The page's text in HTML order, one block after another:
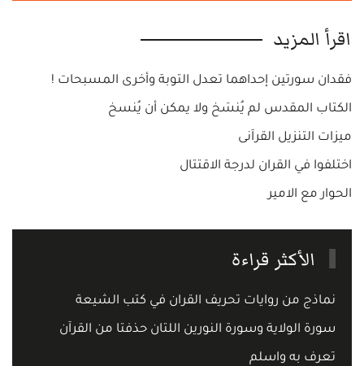
اقرأ المزيد
فقدان سورتين إحداهما تعدل التوبة وأخرى المسبحات !
الكتاب المقدس لم يُنسَخ ولا يمكن أن يُنسخ
ميزات التنزيل القرآنى
اختلفوا في القران لدرجة الاقتتال
الحوار مع الامير
الأكثر قراءة
نماذج من روايات تحريف القران في كتب الشيعة
سورة الولاية وسورة النورين اللتان حذفتا من القرآن
تعرف به واسلم